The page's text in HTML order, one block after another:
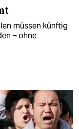
müssen künftig
– ohne